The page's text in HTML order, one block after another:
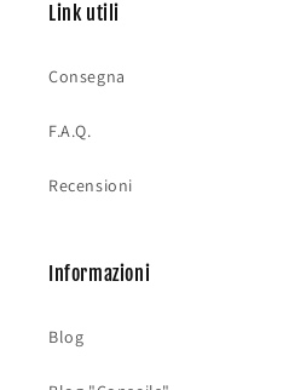
Link utili
Consegna
F.A.Q.
Recensioni
Informazioni
Blog